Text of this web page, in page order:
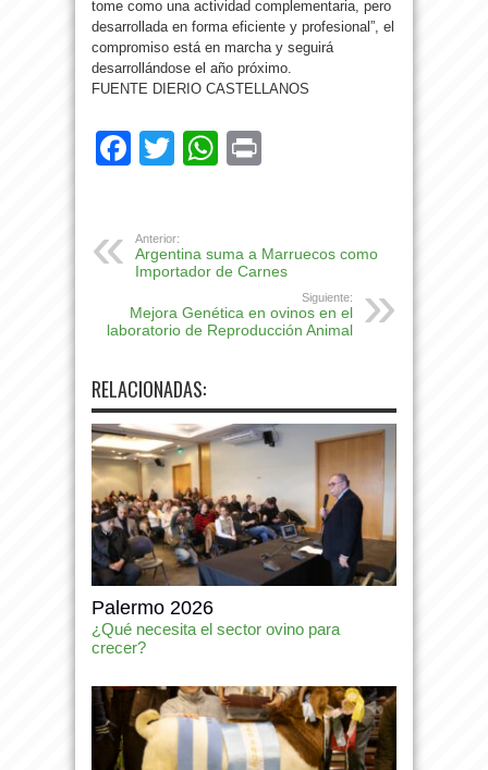
tome como una actividad complementaria, pero
desarrollada en forma eficiente y profesional”, el
compromiso está en marcha y seguirá
desarrollándose el año próximo.
FUENTE DIERIO CASTELLANOS
Facebook
TwitterWhatsApp
Anterior:
Argentina suma a Marruecos como
Importador de Carnes
Siguiente:
Mejora Genética en ovinos en el
laboratorio de Reproducción Animal
RELACIONADAS:
Palermo 2026
¿Qué necesita el sector ovino para
crecer?